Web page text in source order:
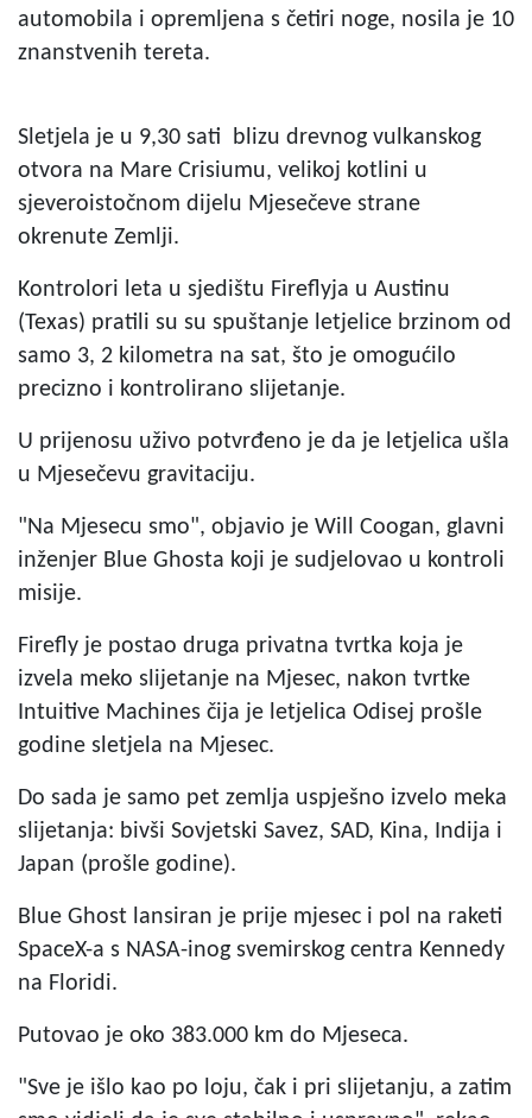
automobila i opremljena s četiri noge, nosila je 10
znanstvenih tereta.
Sletjela je u 9,30 sati blizu drevnog vulkanskog
otvora na Mare Crisiumu, velikoj kotlini u
sjeveroistočnom dijelu Mjesečeve strane
okrenute Zemlji.
Kontrolori leta u sjedištu Fireflyja u Austinu
(Texas) pratili su su spuštanje letjelice brzinom od
samo 3, 2 kilometra na sat, što je omogućilo
precizno i kontrolirano slijetanje.
U prijenosu uživo potvrđeno je da je letjelica ušla
u Mjesečevu gravitaciju.
"Na Mjesecu smo", objavio je Will Coogan, glavni
inženjer Blue Ghosta koji je sudjelovao u kontroli
misije.
Firefly je postao druga privatna tvrtka koja je
izvela meko slijetanje na Mjesec, nakon tvrtke
Intuitive Machines čija je letjelica Odisej prošle
godine sletjela na Mjesec.
Do sada je samo pet zemlja uspješno izvelo meka
slijetanja: bivši Sovjetski Savez, SAD, Kina, Indija i
Japan (prošle godine).
Blue Ghost lansiran je prije mjesec i pol na raketi
SpaceX-a s NASA-inog svemirskog centra Kennedy
na Floridi.
Putovao je oko 383.000 km do Mjeseca.
"Sve je išlo kao po loju, čak i pri slijetanju, a zatim